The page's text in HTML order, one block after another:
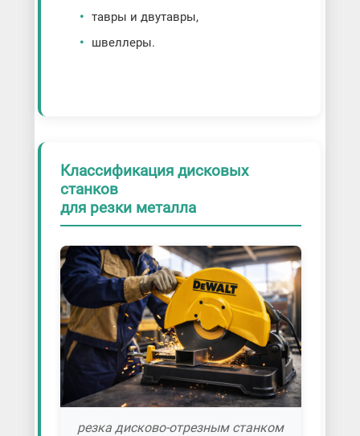
тавры и двутавры,
швеллеры.
Классификация дисковых
станков
для резки металла
резка дисково-отрезным станком